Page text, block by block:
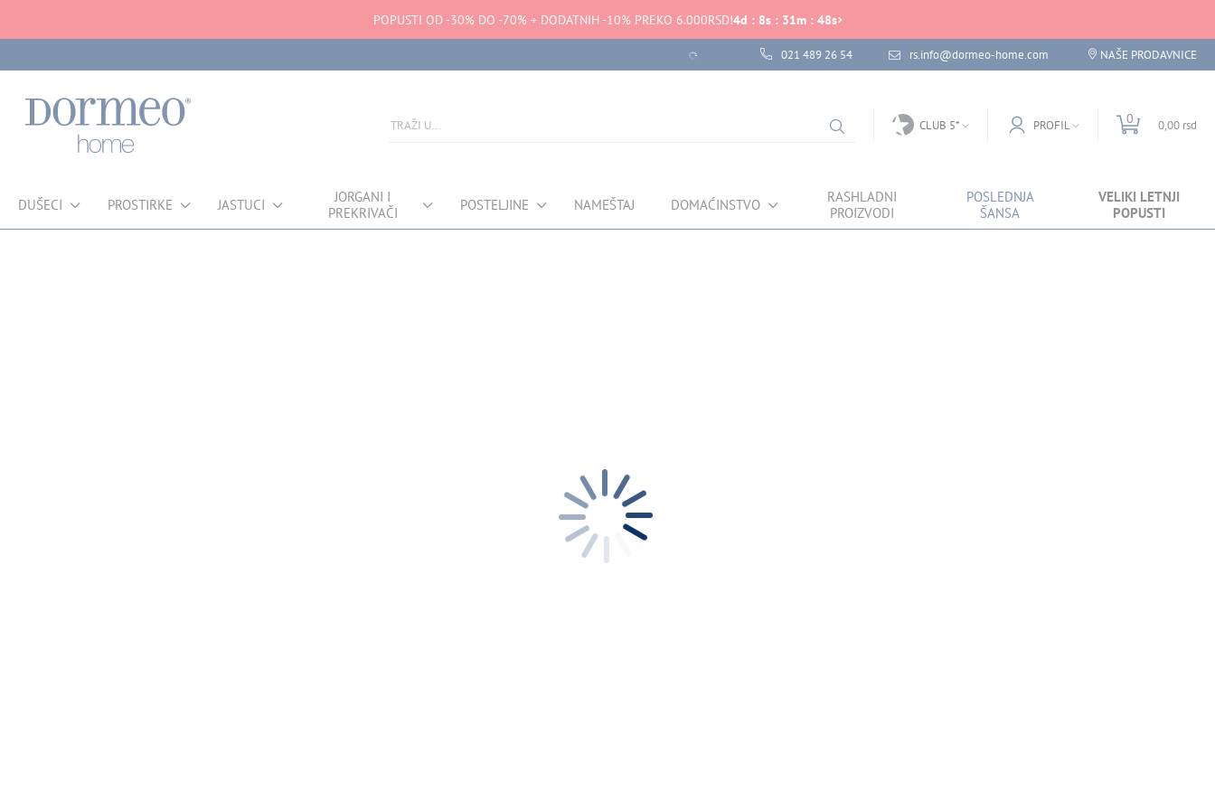
POPUSTI OD -30% DO -70% + DODATNIH -10% PREKO 6.000RSD!4d : 8s : 31m : 48s
021 489 26 54 rs.info@dormeo-home.com NAŠE PRODAVNICE
CLUB 5* PROFIL 0 0,00 rsd
DUŠECI PROSTIRKE JASTUCI
JORGANI I
PREKRIVAČI
POSTELJINE NAMEŠTAJ DOMAĆINSTVO
RASHLADNI
PROIZVODI
POSLEDNJA
ŠANSA
VELIKI LETNJI
POPUSTI